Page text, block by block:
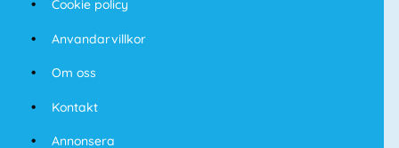
Cookie policy
Anvandarvillkor
Om oss
Kontakt
Annonsera